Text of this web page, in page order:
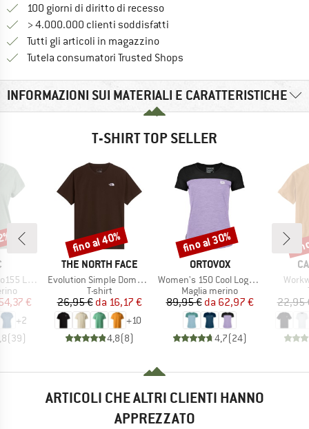
100 giorni di diritto di recessoVai alla politica di recesso qui
> 4.000.000 clienti soddisfatti
Tutti gli articoli in magazzino
Tutela consumatori Trusted Shops
INFORMAZIONI SUI MATERIALI E CARATTERISTICHE
T-SHIRT TOP SELLER
Shirt
ridotto
€
+2
(39)
MARCHIO
THE NORTH FACE
Articolo
Evolution Simple Dome Short Sleeve
Gruppo di prodotti
T-shirt
Prezzo
26,95 € Prezzo ridotto
da 16,17 €
+10
4,8(8)
Sconto
fino al 40%
MARCHIO
ORTOVOX
Articolo
Women's 150 Cool Logo T-Shirt
Gruppo di prodotti
Maglia merino
Prezzo
89,95 € Prezzo ridotto
da 62,97 €
4,7(24)
Sconto
fino al 30%
22,95
ARTICOLI CHE ALTRI CLIENTI HANNO
APPREZZATO